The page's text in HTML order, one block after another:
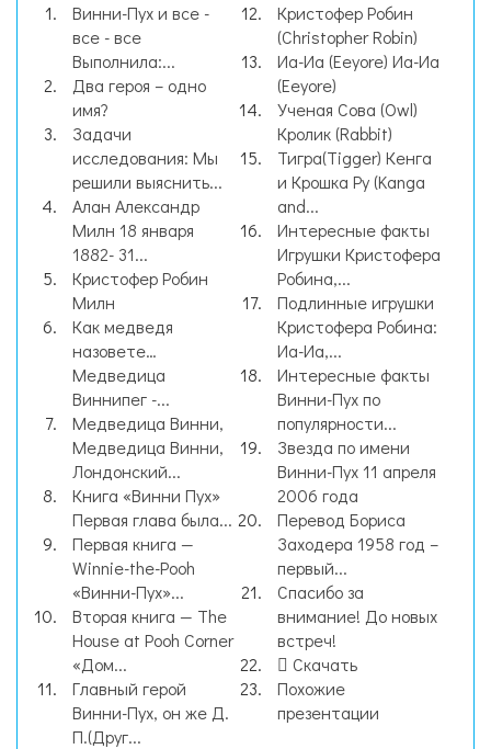
Винни-Пух и все -
все - все
Выполнила:...
Два героя – одно
имя?
Задачи
исследования: Мы
решили выяснить...
Алан Александр
Милн 18 января
1882- 31...
Кристофер Робин
Милн
Как медведя
назовете…
Медведица
Виннипег -...
Медведица Винни,
Медведица Винни,
Лондонский...
Книга «Винни Пух»
Первая глава была...
Первая книга —
Winnie-the-Pooh
«Винни-Пух»...
Вторая книга — The
House at Pooh Corner
«Дом...
Главный герой
Винни-Пух, он же Д.
П.(Друг...
Кристофер Робин
(Christopher Robin)
Иа-Иа (Eeyore) Иа-Иа
(Eeyore)
Ученая Сова (Owl)
Кролик (Rabbit)
Тигра(Tigger) Кенга
и Крошка Ру (Kanga
and...
Интересные факты
Игрушки Кристофера
Робина,...
Подлинные игрушки
Кристофера Робина:
Иа-Иа,...
Интересные факты
Винни-Пух по
популярности...
Звезда по имени
Винни-Пух 11 апреля
2006 года
Перевод Бориса
Заходера 1958 год –
первый...
Спасибо за
внимание! До новых
встреч!
Скачать
Похожие
презентации